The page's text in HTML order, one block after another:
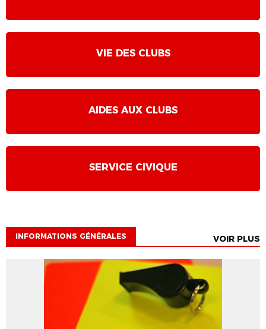
VIE DES CLUBS
AIDES AUX CLUBS
SERVICE CIVIQUE
INFORMATIONS GÉNÉRALES VOIR PLUS